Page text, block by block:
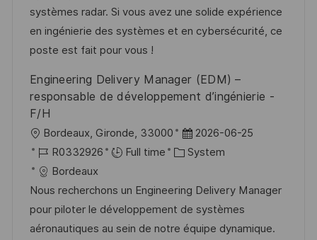
o
n
D
a
o
r
systèmes radar. Si vous avez une solide expérience
en ingénierie des systèmes et en cybersécurité, ce
poste est fait pour vous !
Engineering Delivery Manager (EDM) –
responsable de développement d’ingénierie -
F/H
L
o
c
a
t
i
Bordeaux, Gironde, 33000
P
o
t
e
d
2026-06-25
J
o
b
I
d
R0332926 Full time
C
t
e
g
System
Bordeaux
Nous recherchons un Engineering Delivery Manager
pour piloter le développement de systèmes
aéronautiques au sein de notre équipe dynamique.